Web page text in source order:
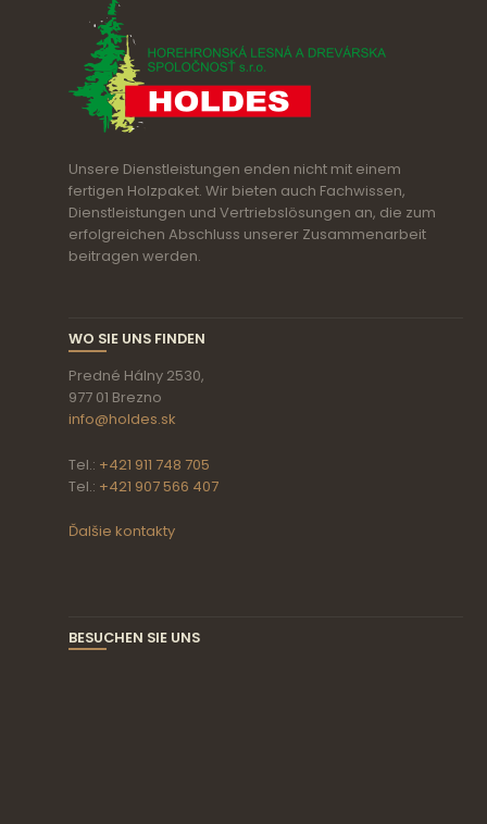
Unsere Dienstleistungen enden nicht mit einem
fertigen Holzpaket. Wir bieten auch Fachwissen,
Dienstleistungen und Vertriebslösungen an, die zum
erfolgreichen Abschluss unserer Zusammenarbeit
beitragen werden.
WO SIE UNS FINDEN
Predné Hálny 2530,
977 01 Brezno
info@holdes.sk
Tel.: +421 911 748 705
Tel.: +421 907 566 407
Ďalšie kontakty
BESUCHEN SIE UNS